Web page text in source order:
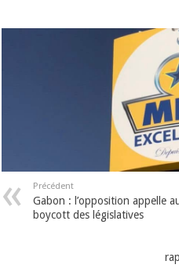
Précédent
Gabon : l’opposition appelle
boycott des législatives